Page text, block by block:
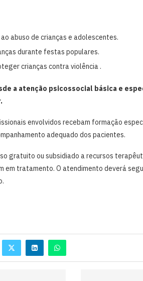
abuso de crianças e adolescentes.
durante festas populares.
crianças contra violência .
a atenção psicossocial básica e
envolvidos recebam formação
adequado dos pacientes.
gratuito ou subsidiado a recursos
em tratamento. O atendimento deverá